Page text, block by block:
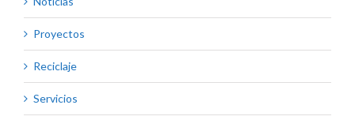
Proyectos
Reciclaje
Servicios